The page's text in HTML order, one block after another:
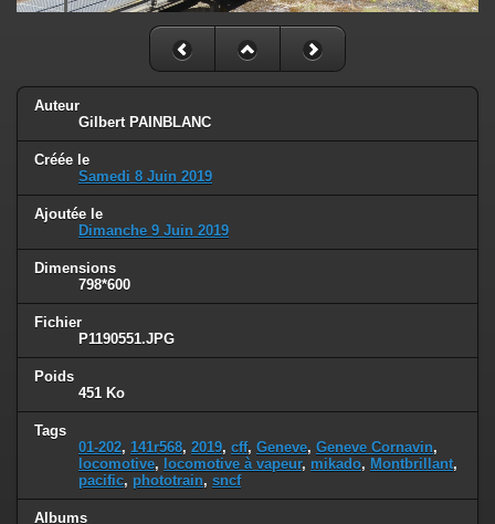
Auteur
Gilbert PAINBLANC
Créée le
Samedi 8 Juin 2019
Ajoutée le
Dimanche 9 Juin 2019
Dimensions
798*600
Fichier
P1190551.JPG
Poids
451 Ko
Tags
01-202, 141r568, 2019, cff, Geneve, Geneve Cornavin,
locomotive, locomotive à vapeur, mikado, Montbrillant,
pacific, phototrain, sncf
Albums